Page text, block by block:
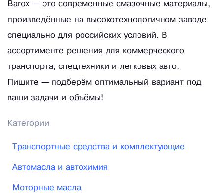
Barox — это современные смазочные материалы,
произведённые на высокотехнологичном заводе
специально для российских условий. В
ассортименте решения для коммерческого
транспорта, спецтехники и легковых авто.
Пишите — подберём оптимальный вариант под
ваши задачи и объёмы!
Категории
Транспортные средства и комплектующие
Автомасла и автохимия
Моторные масла